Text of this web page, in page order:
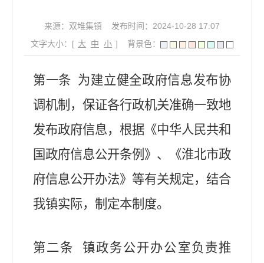
来源：双堆集镇
发布时间：2024-10-28 17:07
文字大小：[ 大 中 小 ] 背景色：
第一条 为建立健全政府信息发布协
调机制，保证各行政机关准确一致地
发布政府信息，根据《中华人民共和
国政府信息公开条例》、《淮北市政
府信息公开办法》等有关规定，结合
我镇实际，制定本制度。
第二条 镇政务公开办公室负责推